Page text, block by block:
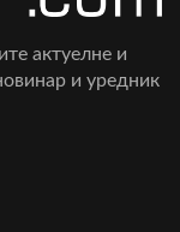
актуелне и
и уредник